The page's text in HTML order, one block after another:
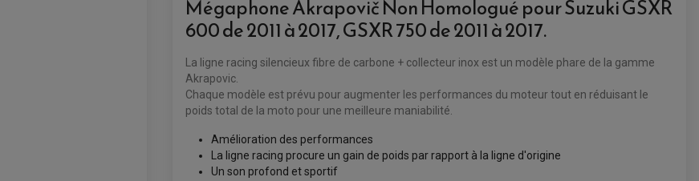
VOIR LE PANIER
Mégaphone Akrapovič Non Homologué pour Suzuki GSXR
600 de 2011 à 2017, GSXR 750 de 2011 à 2017.
La ligne racing silencieux fibre de carbone + collecteur inox est un modèle phare de la gamme
Akrapovic.
Chaque modèle est prévu pour augmenter les performances du moteur tout en réduisant le
poids total de la moto pour une meilleure maniabilité.
Amélioration des performances
La ligne racing procure un gain de poids par rapport à la ligne d'origine
Un son profond et sportif